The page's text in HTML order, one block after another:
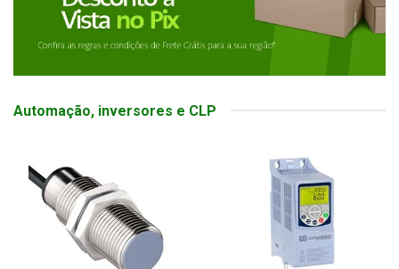
Automação, inversores e CLP